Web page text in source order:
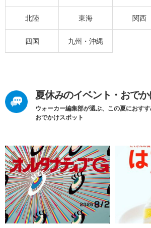
北陸 東海 関西
四国 九州・沖縄
夏休みのイベント・おで
ウォーカー編集部が選ぶ、この夏におす
おでかけスポット